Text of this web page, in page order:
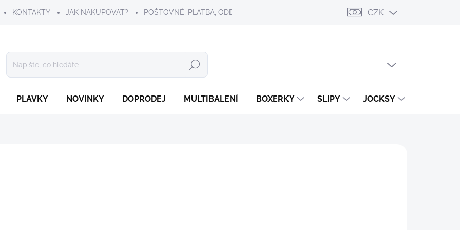
KONTAKTY JAK NAKUPOVAT? POŠTOVNÉ, PLATBA, ODESLÁNÍ PŘIHLÁŠENÍ / REGISTRACE OBCHODNÍ PODMÍNKY
CZK
Hledat
PLAVKY NOVINKY DOPRODEJ MULTIBALENÍ BOXERKY SLIPY JOCKSY